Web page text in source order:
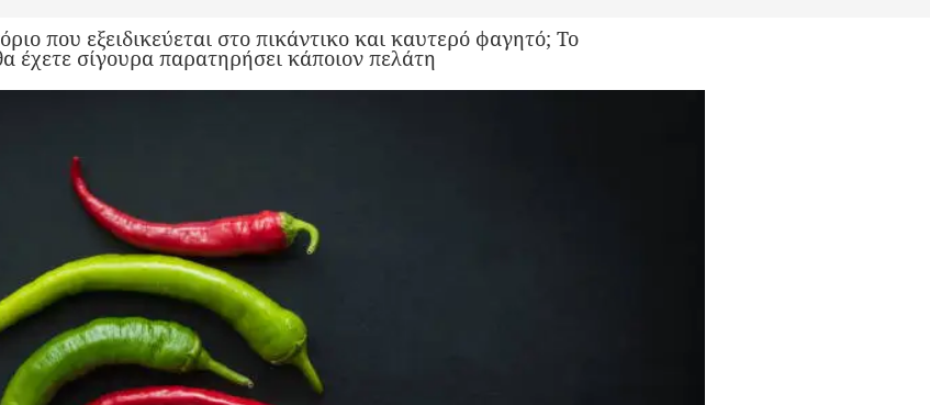
που εξειδικεύεται στο πικάντικο και καυτερό φαγητό; Το
έχετε σίγουρα παρατηρήσει κάποιον πελάτη